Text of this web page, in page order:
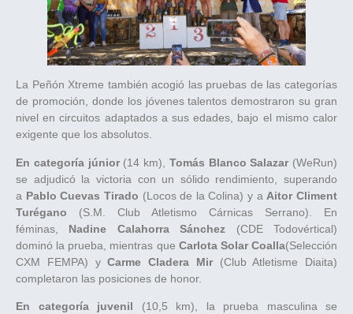
La Peñón Xtreme también acogió las pruebas de las categorías
de promoción, donde los jóvenes talentos demostraron su gran
nivel en circuitos adaptados a sus edades, bajo el mismo calor
exigente que los absolutos.
En categoría júnior(14 km), Tomás Blanco Salazar(WeRun)
se adjudicó la victoria con un sólido rendimiento, superando
a Pablo Cuevas Tirado (Locos de la Colina) y a Aitor Climent
Turégano (S.M. Club Atletismo Cárnicas Serrano). En
féminas, Nadine Calahorra Sánchez (CDE Todovértical)
dominó la prueba, mientras que Carlota Solar Coalla(Selección
CXM FEMPA) yCarme Cladera Mir(Club Atletisme Diaita)
completaron las posiciones de honor.
En categoría juvenil (10,5 km), la prueba masculina se